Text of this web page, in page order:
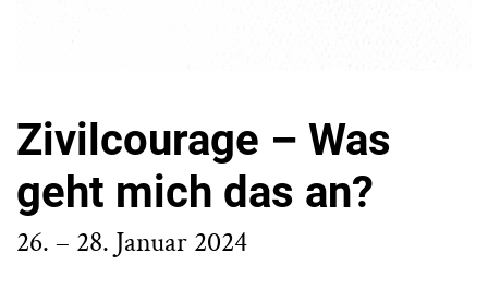
Zivilcourage – Was
geht mich das an?
26. – 28. Januar 2024